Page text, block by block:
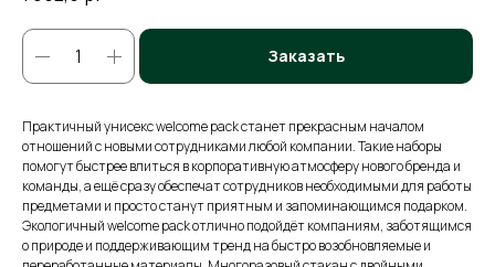
Заказать
Практичный унисекс welcome pack станет прекрасным началом
отношений с новыми сотрудниками любой компании. Такие наборы
помогут быстрее влиться в корпоративную атмосферу нового бренда и
команды, а ещё сразу обеспечат сотрудников необходимыми для работы
предметами и просто станут приятным и запоминающимся подарком.
Экологичный welcome pack отлично подойдёт компаниям, заботящимся
о природе и поддерживающим тренд на быстро возобновляемые и